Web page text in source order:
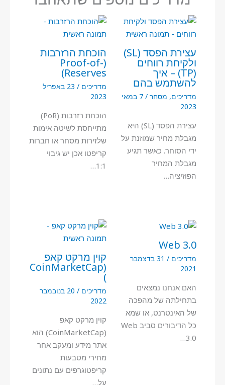
עצירת הפסד (SL)
ולקיחת רווחים
(TP) – איך
להשתמש בהם
מדריכים, מסחר /
7 במאי
2023
עצירת הפסד (SL) היא
מגבלת מחיר שמוזנת על
ידי הסוחר. כאשר תגיע
מגבלת המחיר
הפוזיציה…
הוכחת הרזרבות
(Proof-of-
Reserves)
מדריכים /
23 באפריל
2023
הוכחת רזרבות (PoR)
מתייחסת לשיטה אימות
שלזירות מסחר או חברות
קריפטו אכן יש גיבוי
1:1…
Web 3.0
מדריכים /
31 בדצמבר
2021
האם אנחנו נמצאים
בתחילתה של מהפכה
של האינטרנט, או שמא
כל הדיבורים סביב Web
3.0…
קוין מרקט קאפ
(CoinMarketCap
)
מדריכים /
20 בנובמבר
2022
קוין מרקט קאפ
(CoinMarketCap) הוא
אתר מידע ומעקב אחר
מחירי מטבעות
קריפטוגרפים עם נתונים
על…